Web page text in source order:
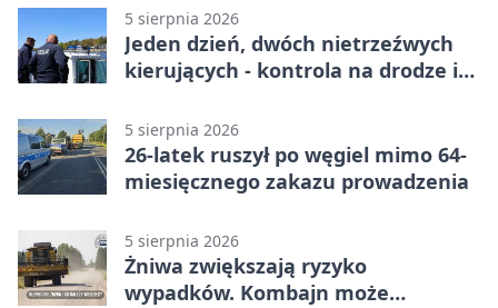
5 sierpnia 2026
Jeden dzień, dwóch nietrzeźwych
kierujących - kontrola na drodze i
5 sierpnia 2026
26-latek ruszył po węgiel mimo 64-
miesięcznego zakazu prowadzenia
5 sierpnia 2026
Żniwa zwiększają ryzyko
wypadków. Kombajn może